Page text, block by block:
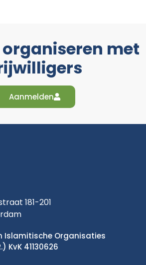
organiseren met
Aanmelden
181-201
Islamitische Organisaties
KvK 41130626